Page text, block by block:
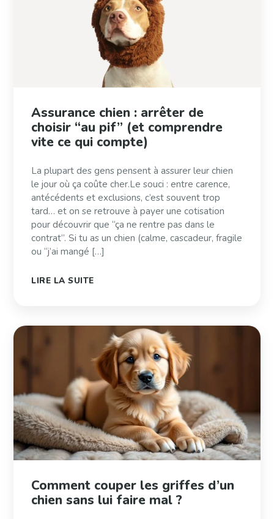
Assurance chien : arrêter de
choisir “au pif” (et comprendre
vite ce qui compte)
La plupart des gens pensent à assurer leur chien
le jour où ça coûte cher.Le souci : entre carence,
antécédents et exclusions, c’est souvent trop
tard… et on se retrouve à payer une cotisation
pour découvrir que “ça ne rentre pas dans le
contrat”. Si tu as un chien (calme, cascadeur, fragile
ou “j’ai mangé […]
LIRE LA SUITE
Comment couper les griffes d’un
chien sans lui faire mal ?